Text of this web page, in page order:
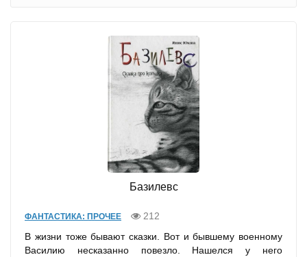
Базилевс
ФАНТАСТИКА: ПРОЧЕЕ
212
В жизни тоже бывают сказки. Вот и бывшему военному
Василию несказанно повезло. Нашелся у него